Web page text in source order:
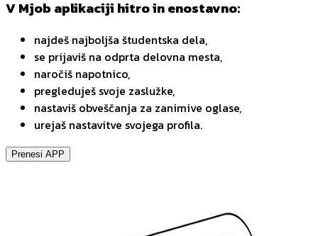
V Mjob aplikaciji hitro in enostavno:
najdeš najboljša študentska dela,
se prijaviš na odprta delovna mesta,
naročiš napotnico,
pregleduješ svoje zaslužke,
nastaviš obveščanja za zanimive oglase,
urejaš nastavitve svojega profila.
Prenesi APP